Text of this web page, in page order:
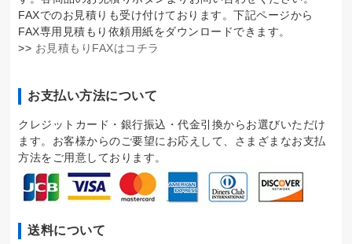
FAXでのお見積りも受け付けております。下記ページから
FAX専用見積もり依頼用紙をダウンロードできます。
>> お見積もりFAXはコチラ
お支払い方法について
クレジットカード・銀行振込・代金引換からお選びいただけ
ます。お客様からのご要望にお応えして、さまざまなお支払
方法をご用意しております。
送料について